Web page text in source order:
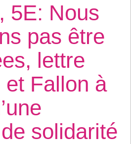
5E: Nous
pas être
lettre
et Fallon à
solidarité